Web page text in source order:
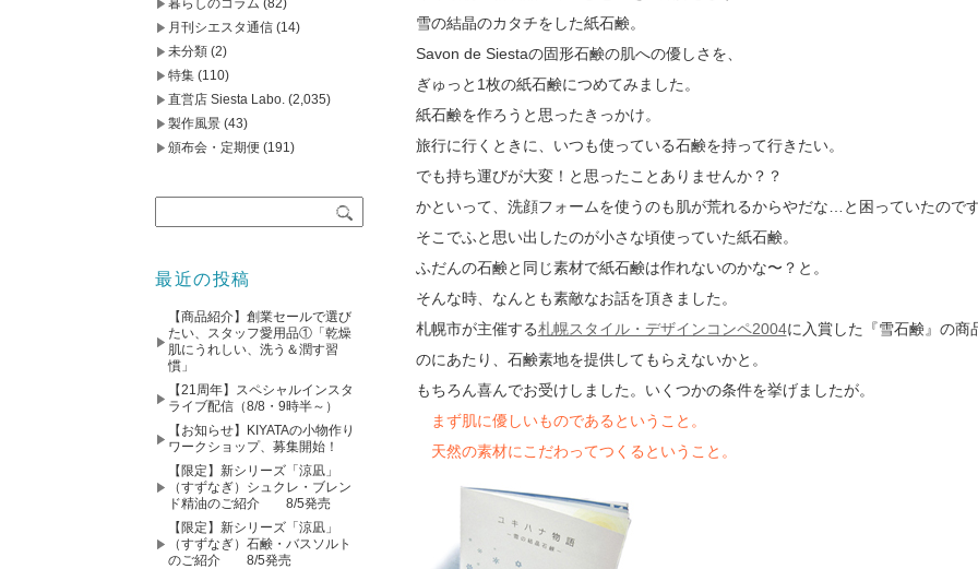
雪の結晶のカタチをした紙石鹸。
Savon de Siestaの固形石鹸の肌への優しさを、
ぎゅっと1枚の紙石鹸につめてみました。
紙石鹸を作ろうと思ったきっかけ。
旅行に行くときに、いつも使っている石鹸を持って行きたい。
でも持ち運びが大変！と思ったことありませんか？？
かといって、洗顔フォームを使うのも肌が荒れるからやだな…と困っていたので
そこでふと思い出したのが小さな頃使っていた紙石鹸。
ふだんの石鹸と同じ素材で紙石鹸は作れないのかな〜？と。
そんな時、なんとも素敵なお話を頂きました。
札幌市が主催する札幌スタイル・デザインコンペ2004に入賞した『雪石鹸』の商
のにあたり、石鹸素地を提供してもらえないかと。
もちろん喜んでお受けしました。いくつかの条件を挙げましたが。
まず肌に優しいものであるということ。
天然の素材にこだわってつくるということ。
暮らしのコラム (82)
月刊シエスタ通信 (14)
未分類 (2)
特集 (110)
直営店 Siesta Labo. (2,035)
製作風景 (43)
頒布会・定期便 (191)
最近の投稿
【商品紹介】創業セールで選び
たい、スタッフ愛用品①「乾燥
肌にうれしい、洗う＆潤す習
慣」
【21周年】スペシャルインスタ
ライブ配信（8/8・9時半～）
【お知らせ】KIYATAの小物作り
ワークショップ、募集開始！
【限定】新シリーズ「涼凪」
（すずなぎ）シュクレ・ブレン
ド精油のご紹介 8/5発売
【限定】新シリーズ「涼凪」
（すずなぎ）石鹸・バスソルト
のご紹介 8/5発売